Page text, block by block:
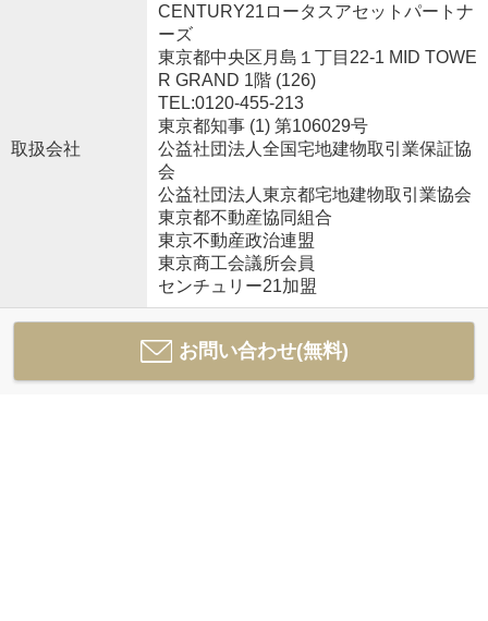
取扱会社
CENTURY21ロータスアセットパートナ
ーズ
東京都中央区月島１丁目22-1 MID TOWE
R GRAND 1階 (126)
TEL:0120-455-213
東京都知事 (1) 第106029号
公益社団法人全国宅地建物取引業保証協
会
公益社団法人東京都宅地建物取引業協会
東京都不動産協同組合
東京不動産政治連盟
東京商工会議所会員
センチュリー21加盟
お問い合わせ(無料)